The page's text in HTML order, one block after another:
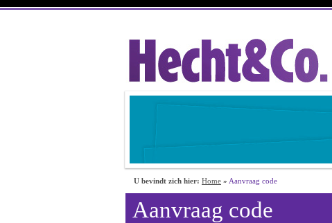
U bevindt zich hier: Home » Aanvraag code
Aanvraag code